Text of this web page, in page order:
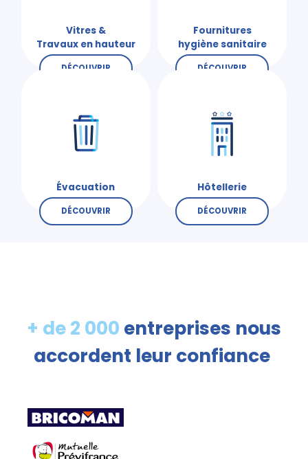
Vitres &
Travaux en hauteur
DÉCOUVRIR
Fournitures
hygiène sanitaire
DÉCOUVRIR
Évacuation
DÉCOUVRIR
Hôtellerie
DÉCOUVRIR
+ de 2 000 entreprises nous
accordent leur confiance